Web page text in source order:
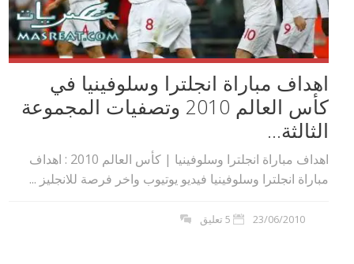
اهداف مباراة انجلترا وسلوفينيا في
كأس العالم 2010 وتصفيات المجموعة
الثالثة...
اهداف مباراة انجلترا وسلوفينيا | كأس العالم 2010 : اهداف
مباراة انجلترا وسلوفينيا فيديو يوتيوب واخر فرصة للانجليز ...
23/06/2010 5 تعليق